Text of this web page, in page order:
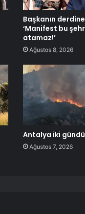
Başkanın
‘Manifest bu
atamaz!’
Ağustos 8, 2026
Antalya iki
Ağustos 7, 2026